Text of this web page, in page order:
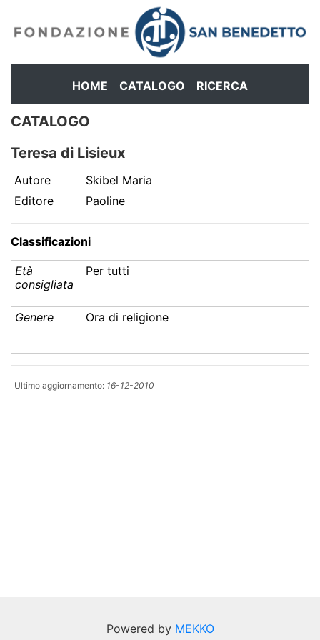
HOME CATALOGO RICERCA
CATALOGO
Teresa di Lisieux
Autore
Skibel Maria
Editore
Paoline
Classificazioni
Età
consigliata
Per tutti
Genere Ora di religione
Ultimo aggiornamento: 16-12-2010
Powered by MEKKO